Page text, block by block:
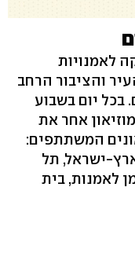
לאמנויות
והציבור הרחב
בכל יום בשבוע
יפתח מוזיאון אחר את
המשתתפים:
ארץ-ישראל, תל
לאמנות, בית